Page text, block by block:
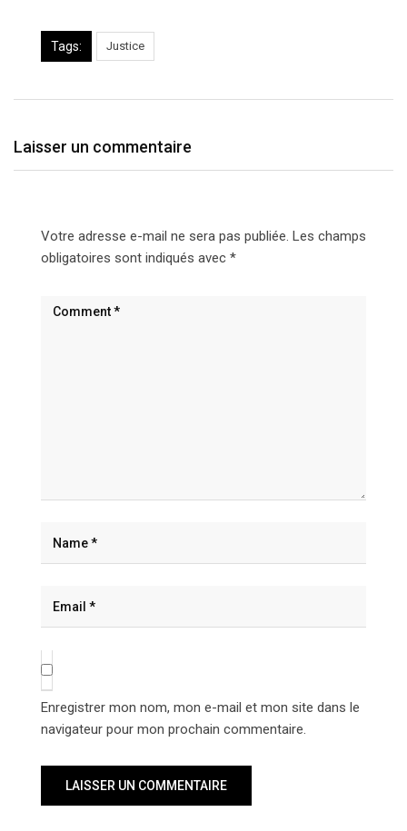
Tags: Justice
Laisser un commentaire
Votre adresse e-mail ne sera pas publiée. Les champs
obligatoires sont indiqués avec *
Enregistrer mon nom, mon e-mail et mon site dans le
navigateur pour mon prochain commentaire.